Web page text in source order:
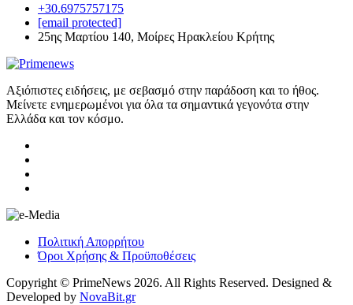
+30.6975757175
[email protected]
25ης Μαρτίου 140, Μοίρες Ηρακλείου Κρήτης
Αξιόπιστες ειδήσεις, με σεβασμό στην παράδοση και το ήθος.
Μείνετε ενημερωμένοι για όλα τα σημαντικά γεγονότα στην
Ελλάδα και τον κόσμο.
Πολιτική Απορρήτου
Όροι Χρήσης & Προϋποθέσεις
Copyright © PrimeNews 2026. All Rights Reserved. Designed &
Developed by NovaBit.gr